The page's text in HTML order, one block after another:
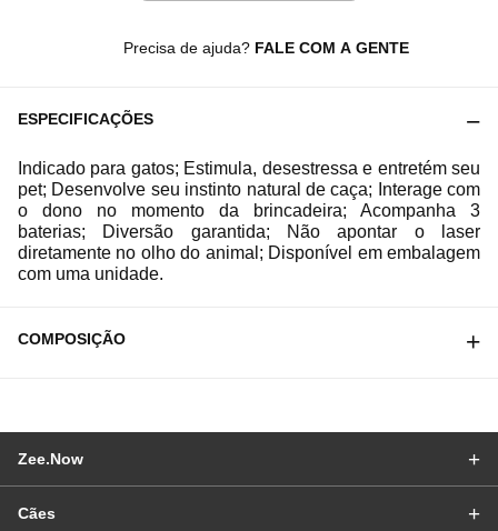
Precisa de ajuda? FALE COM A GENTE
ESPECIFICAÇÕES
Indicado para gatos; Estimula, desestressa e entretém seu
pet; Desenvolve seu instinto natural de caça; Interage com
o dono no momento da brincadeira; Acompanha 3
baterias; Diversão garantida; Não apontar o laser
diretamente no olho do animal; Disponível em embalagem
com uma unidade.
COMPOSIÇÃO
Cães
Zee.Now